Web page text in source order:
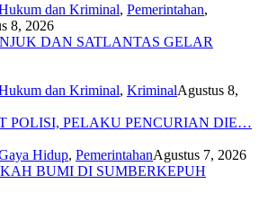
dan Kriminal, Pemerintahan,
8, 2026
DAN SATLANTAS GELAR
dan Kriminal, KriminalAgustus 8,
POLISI, PELAKU PENCURIAN DIE…
Hidup, PemerintahanAgustus 7, 2026
BUMI DI SUMBERKEPUH